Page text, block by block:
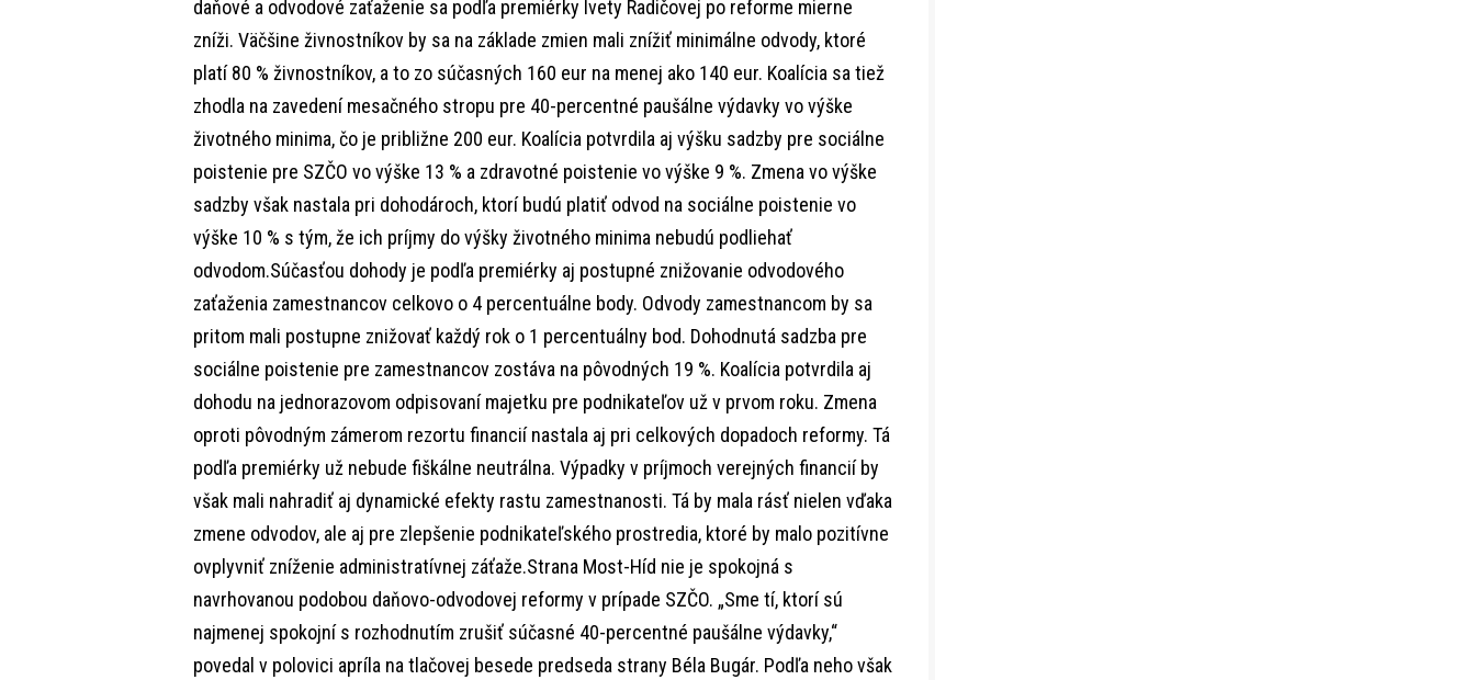
daňové a odvodové zaťaženie sa podľa premiérky Ivety Radičovej po reforme mierne
zníži. Väčšine živnostníkov by sa na základe zmien mali znížiť minimálne odvody, ktoré
platí 80 % živnostníkov, a to zo súčasných 160 eur na menej ako 140 eur. Koalícia sa tiež
zhodla na zavedení mesačného stropu pre 40-percentné paušálne výdavky vo výške
životného minima, čo je približne 200 eur. Koalícia potvrdila aj výšku sadzby pre sociálne
poistenie pre SZČO vo výške 13 % a zdravotné poistenie vo výške 9 %. Zmena vo výške
sadzby však nastala pri dohodároch, ktorí budú platiť odvod na sociálne poistenie vo
výške 10 % s tým, že ich príjmy do výšky životného minima nebudú podliehať
odvodom.Súčasťou dohody je podľa premiérky aj postupné znižovanie odvodového
zaťaženia zamestnancov celkovo o 4 percentuálne body. Odvody zamestnancom by sa
pritom mali postupne znižovať každý rok o 1 percentuálny bod. Dohodnutá sadzba pre
sociálne poistenie pre zamestnancov zostáva na pôvodných 19 %. Koalícia potvrdila aj
dohodu na jednorazovom odpisovaní majetku pre podnikateľov už v prvom roku. Zmena
oproti pôvodným zámerom rezortu financií nastala aj pri celkových dopadoch reformy. Tá
podľa premiérky už nebude fiškálne neutrálna. Výpadky v príjmoch verejných financií by
však mali nahradiť aj dynamické efekty rastu zamestnanosti. Tá by mala rásť nielen vďaka
zmene odvodov, ale aj pre zlepšenie podnikateľského prostredia, ktoré by malo pozitívne
ovplyvniť zníženie administratívnej záťaže.Strana Most-Híd nie je spokojná s
navrhovanou podobou daňovo-odvodovej reformy v prípade SZČO. „Sme tí, ktorí sú
najmenej spokojní s rozhodnutím zrušiť súčasné 40-percentné paušálne výdavky,“
povedal v polovici apríla na tlačovej besede predseda strany Béla Bugár. Podľa neho však